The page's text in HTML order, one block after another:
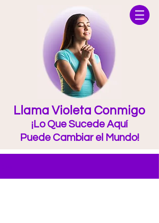
Llama Violeta Conmigo
¡Lo Que Sucede Aquí
Puede Cambiar el Mundo!